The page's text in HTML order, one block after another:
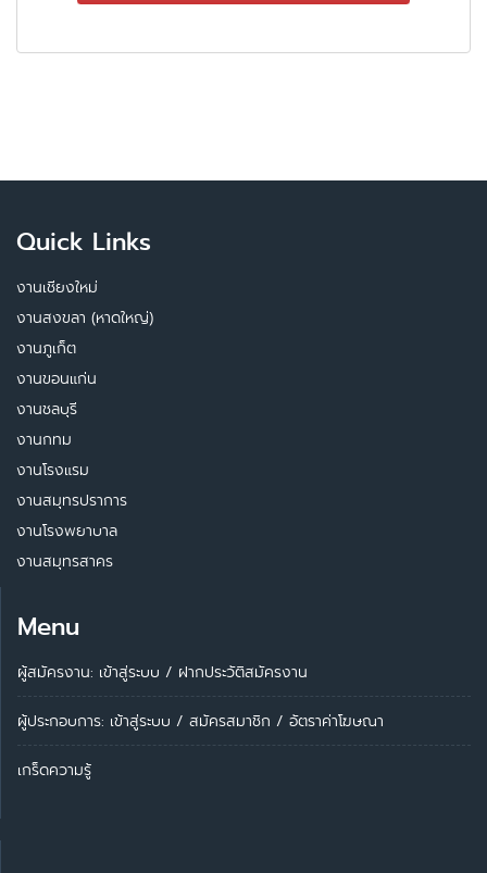
Quick Links
งานเชียงใหม่
งานสงขลา (หาดใหญ่)
งานภูเก็ต
งานขอนแก่น
งานชลบุรี
งานกทม
งานโรงแรม
งานสมุทรปราการ
งานโรงพยาบาล
งานสมุทรสาคร
Menu
ผู้สมัครงาน: เข้าสู่ระบบ / ฝากประวัติสมัครงาน
ผู้ประกอบการ: เข้าสู่ระบบ / สมัครสมาชิก / อัตราค่าโฆษณา
เกร็ดความรู้